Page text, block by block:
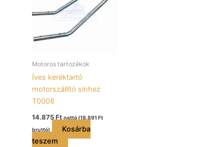
Motoros tartozékok
Íves keréktartó
motorszállító sínhez
T0008
14.875Ft nettó (18.891 Ft
bruttó)
Kosárba
teszem